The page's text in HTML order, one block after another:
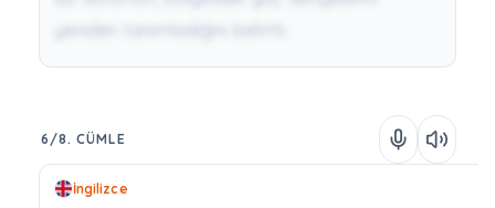
6/8. CÜMLE
İngilizce